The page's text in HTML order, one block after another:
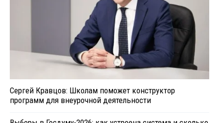
Сергей Кравцов: Школам поможет конструктор
программ для внеурочной деятельности